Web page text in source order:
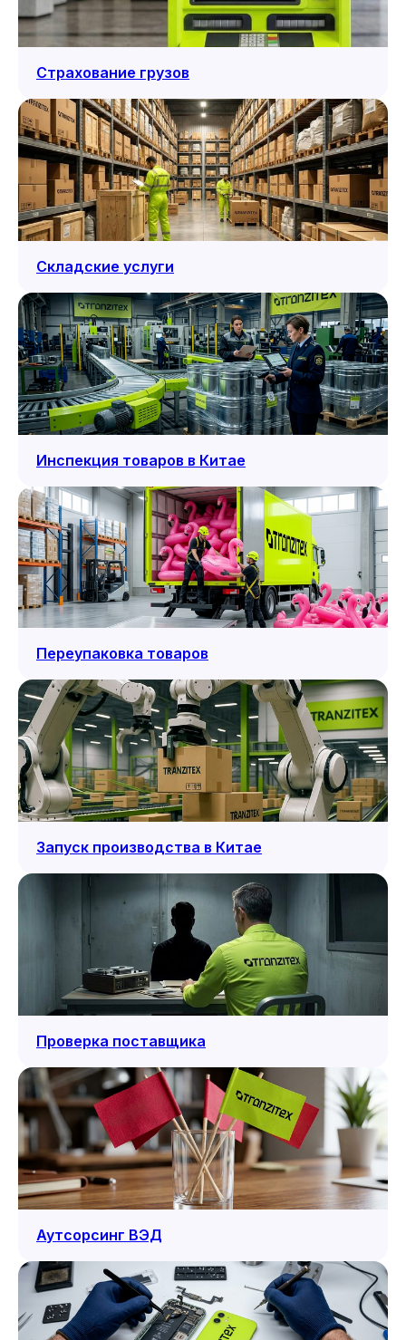
Страхование грузов
Складские услуги
Инспекция товаров в Китае
Переупаковка товаров
Запуск производства в Китае
Проверка поставщика
Аутсорсинг ВЭД